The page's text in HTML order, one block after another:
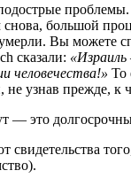
снова, большой
Вы можете
сказали:
человечества!» То
не узнав прежде, к
— это
свидетельства